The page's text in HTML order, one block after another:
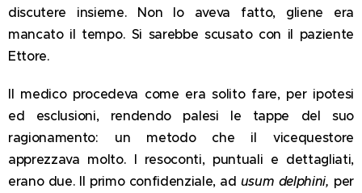
discutere insieme. Non lo aveva fatto, gliene era
mancato il tempo. Si sarebbe scusato con il paziente
Ettore.
Il medico procedeva come era solito fare, per ipotesi
ed esclusioni, rendendo palesi le tappe del suo
ragionamento: un metodo che il vicequestore
apprezzava molto. I resoconti, puntuali e dettagliati,
erano due. Il primo confidenziale, ad usum delphini, per